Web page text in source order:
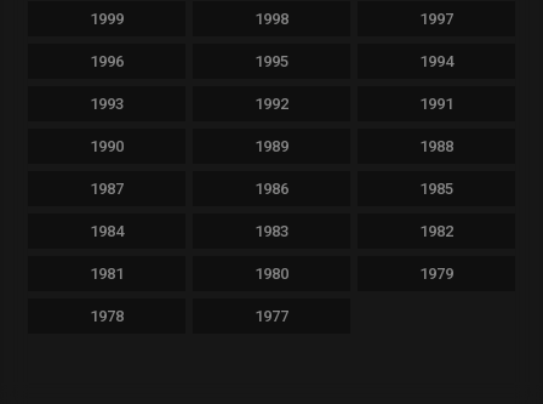
1999 1998 1997
1996 1995 1994
1993 1992 1991
1990 1989 1988
1987 1986 1985
1984 1983 1982
1981 1980 1979
1978 1977